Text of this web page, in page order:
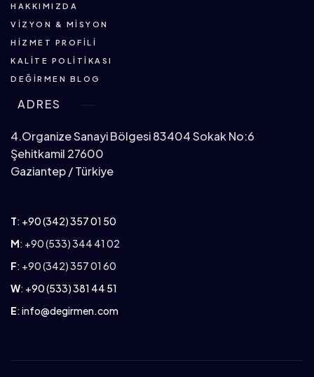
HAKKIMIZDA
VIZYON & MISYON
HIZMET PROFILI
KALITE POLITIKASI
DEĞIRMEN BLOG
ADRES
4.Organize Sanayi Bölgesi 83404 Sokak No:6
Şehitkamil 27600
Gaziantep / Türkiye
T: +90 (342) 357 01 50
M: +90 (533) 344 41 02
F: +90 (342) 357 01 60
W: +90 (533) 381 44 51
E: info@degirmen.com